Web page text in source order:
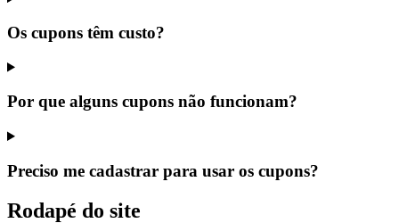
Os cupons têm custo?
Por que alguns cupons não funcionam?
Preciso me cadastrar para usar os cupons?
Rodapé do site